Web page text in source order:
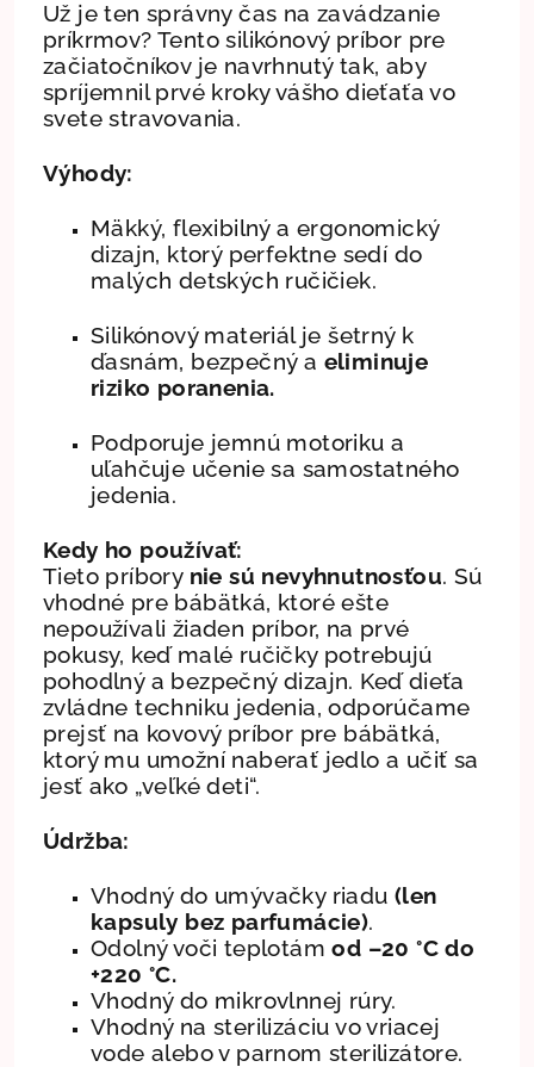
Už je ten správny čas na zavádzanie
príkrmov? Tento silikónový príbor pre
začiatočníkov je navrhnutý tak, aby
spríjemnil prvé kroky vášho dieťaťa vo
svete stravovania.
Výhody:
Mäkký, flexibilný a ergonomický
dizajn, ktorý perfektne sedí do
malých detských ručičiek.
Silikónový materiál je šetrný k
ďasnám, bezpečný a eliminuje
riziko poranenia.
Podporuje jemnú motoriku a
uľahčuje učenie sa samostatného
jedenia.
Kedy ho používať:
Tieto príbory nie sú nevyhnutnosťou. Sú
vhodné pre bábätká, ktoré ešte
nepoužívali žiaden príbor, na prvé
pokusy, keď malé ručičky potrebujú
pohodlný a bezpečný dizajn. Keď dieťa
zvládne techniku jedenia, odporúčame
prejsť na kovový príbor pre bábätká,
ktorý mu umožní naberať jedlo a učiť sa
jesť ako „veľké deti“.
Údržba:
Vhodný do umývačky riadu (len
kapsuly bez parfumácie).
Odolný voči teplotámod –20 °C do
+220 °C.
Vhodný do mikrovlnnej rúry.
Vhodný na sterilizáciu vo vriacej
vode alebo v parnom sterilizátore.